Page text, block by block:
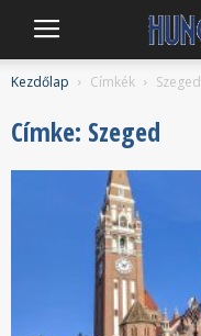
Hungaropark
Kezdőlap Címkék Szeged
Címke: Szeged